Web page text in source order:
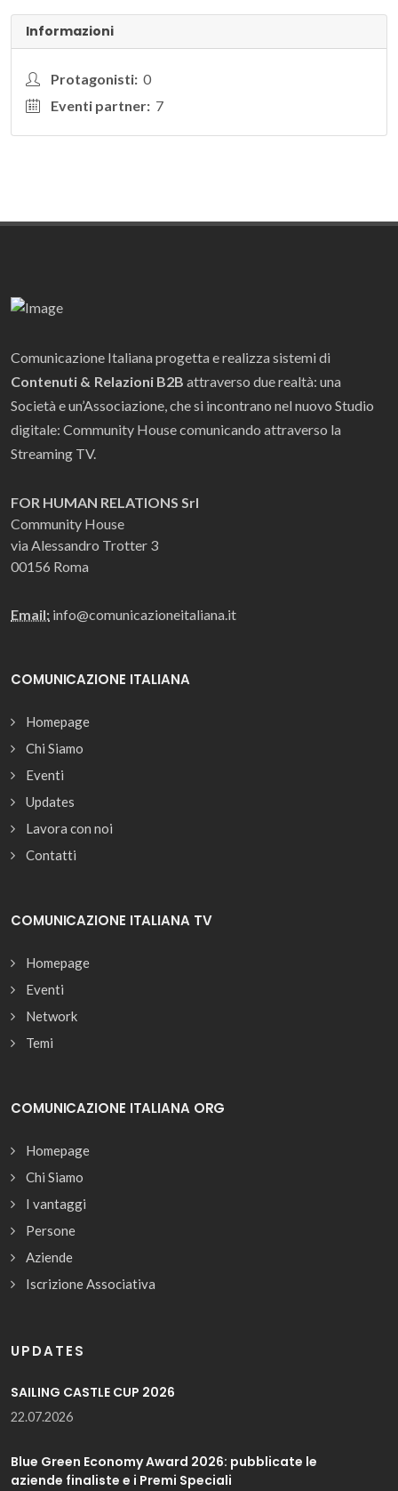
Informazioni
Protagonisti: 0
Eventi partner: 7
Comunicazione Italiana progetta e realizza sistemi di
Contenuti & Relazioni B2B attraverso due realtà: una
Società e un’Associazione, che si incontrano nel nuovo Studio
digitale: Community House comunicando attraverso la
Streaming TV.
FOR HUMAN RELATIONS Srl
Community House
via Alessandro Trotter 3
00156 Roma
Email: info@comunicazioneitaliana.it
COMUNICAZIONE ITALIANA
Homepage
Chi Siamo
Eventi
Updates
Lavora con noi
Contatti
COMUNICAZIONE ITALIANA TV
Homepage
Eventi
Network
Temi
COMUNICAZIONE ITALIANA ORG
Homepage
Chi Siamo
I vantaggi
Persone
Aziende
Iscrizione Associativa
UPDATES
SAILING CASTLE CUP 2026
22.07.2026
Blue Green Economy Award 2026: pubblicate le
aziende finaliste e i Premi Speciali